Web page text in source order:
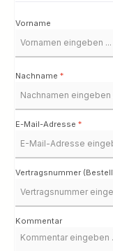
Vorname
Nachname *
E-Mail-Adresse *
Vertragsnummer
Kommentar